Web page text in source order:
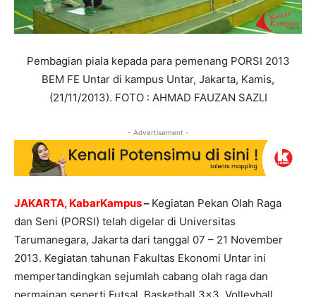
Pembagian piala kepada para pemenang PORSI 2013
BEM FE Untar di kampus Untar, Jakarta, Kamis,
(21/11/2013). FOTO : AHMAD FAUZAN SAZLI
- Advertisement -
JAKARTA, KabarKampus– Kegiatan Pekan Olah Raga
dan Seni (PORSI) telah digelar di Universitas
Tarumanegara, Jakarta dari tanggal 07 – 21 November
2013. Kegiatan tahunan Fakultas Ekonomi Untar ini
mempertandingkan sejumlah cabang olah raga dan